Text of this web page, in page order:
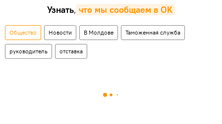
Узнать, что мы сообщаем в OK
Общество Новости В Молдове Таможенная служба
руководитель отставка